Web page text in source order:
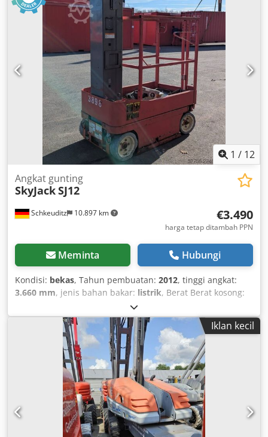
1 / 12
Schkeuditz 10.897 km
Angkat gunting
SkyJackSJ12
€3.490
harga tetap ditambah PPN
Meminta Hubungi
Kondisi: bekas, Tahun pembuatan: 2012, tinggi angkat:
3.660 mm, jenis bahan bakar: listrik, Berat Berat kosong:
780 kg Fungsional Kapasitas angkat: 227 kg Ketinggian
kerja: 566 cm Dimensi ruang kargo: 138 x 77 x 179 cm
Tanda CE: ya Kondisi Kondisi umum: buruk Kondisi teknis:
buruk Kondisi visual: buruk Informasi Tambahan
Ketentuan pengiriman: EXW Informasi Tambahan Hubungi
Christian Theißen untuk informasi lebih lanjut. Produsen:
Skyjack Tipe: SJ12 Tahun pembuatan: 2012 Jenis produk:
Bekas Data: Ketinggian kerja maks.: 5,66 m Ketinggian
platform: 3,66 m Csdpfx Aezrk N Del Dsrf Beban angkat:
227 kg Dimensi platform PxL: 0,98 x 0,67 m Dimensi
transportasi PxLxT: 1,38 x 0,77 x 1,79 m Jenis ban: Ban
Iklan kecil